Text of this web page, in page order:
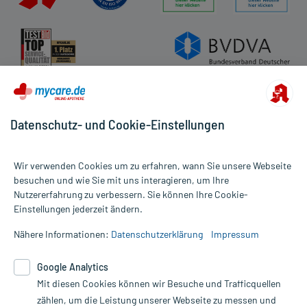
Alle Preise gelten inkl. MwSt., ggf. zzgl. Versandkosten
Informationen auf dieser Website werden ausschließlich für
die Untersuchung und Behandlung durch einen Arzt. Bitte
Therapien eingeleitet werden können. | Diese Webseite benutzt
Google Analytics. Lesen Sie bitte dazu die wichtigen Hinweise in
unserer Datenschutzerklärung. Für den Widerruf einer Bestellung
Datenschutz- und Cookie-Einstellungen
Wir verwenden Cookies um zu erfahren, wann Sie unsere Webseite
besuchen und wie Sie mit uns interagieren, um Ihre
Nutzererfahrung zu verbessern. Sie können Ihre Cookie-
Einstellungen jederzeit ändern.
Nähere Informationen: Datenschutzerklärung Impressum
Google Analytics
Mit diesen Cookies können wir Besuche und Trafficquellen
zählen, um die Leistung unserer Webseite zu messen und